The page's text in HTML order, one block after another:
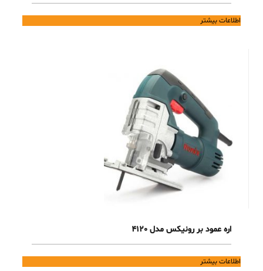
اطلاعات بیشتر
اره عمود بر رونیکس مدل 4120
اطلاعات بیشتر